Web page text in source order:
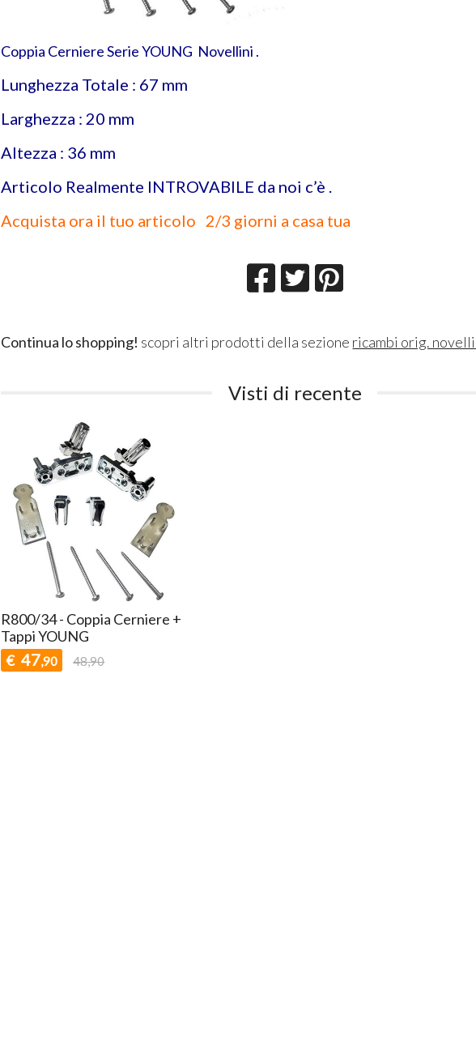
Coppia Cerniere Serie YOUNG Novellini .
Lunghezza Totale : 67 mm
Larghezza : 20 mm
Altezza : 36 mm
Articolo Realmente INTROVABILE da noi c’è .
Acquista ora il tuo articolo 2/3 giorni a casa tua
Continua lo shopping! scopri altri prodotti della sezione ricambi orig.
Visti di recente
R800/34 - Coppia Cerniere +
Tappi YOUNG
€ 47,90 48,90